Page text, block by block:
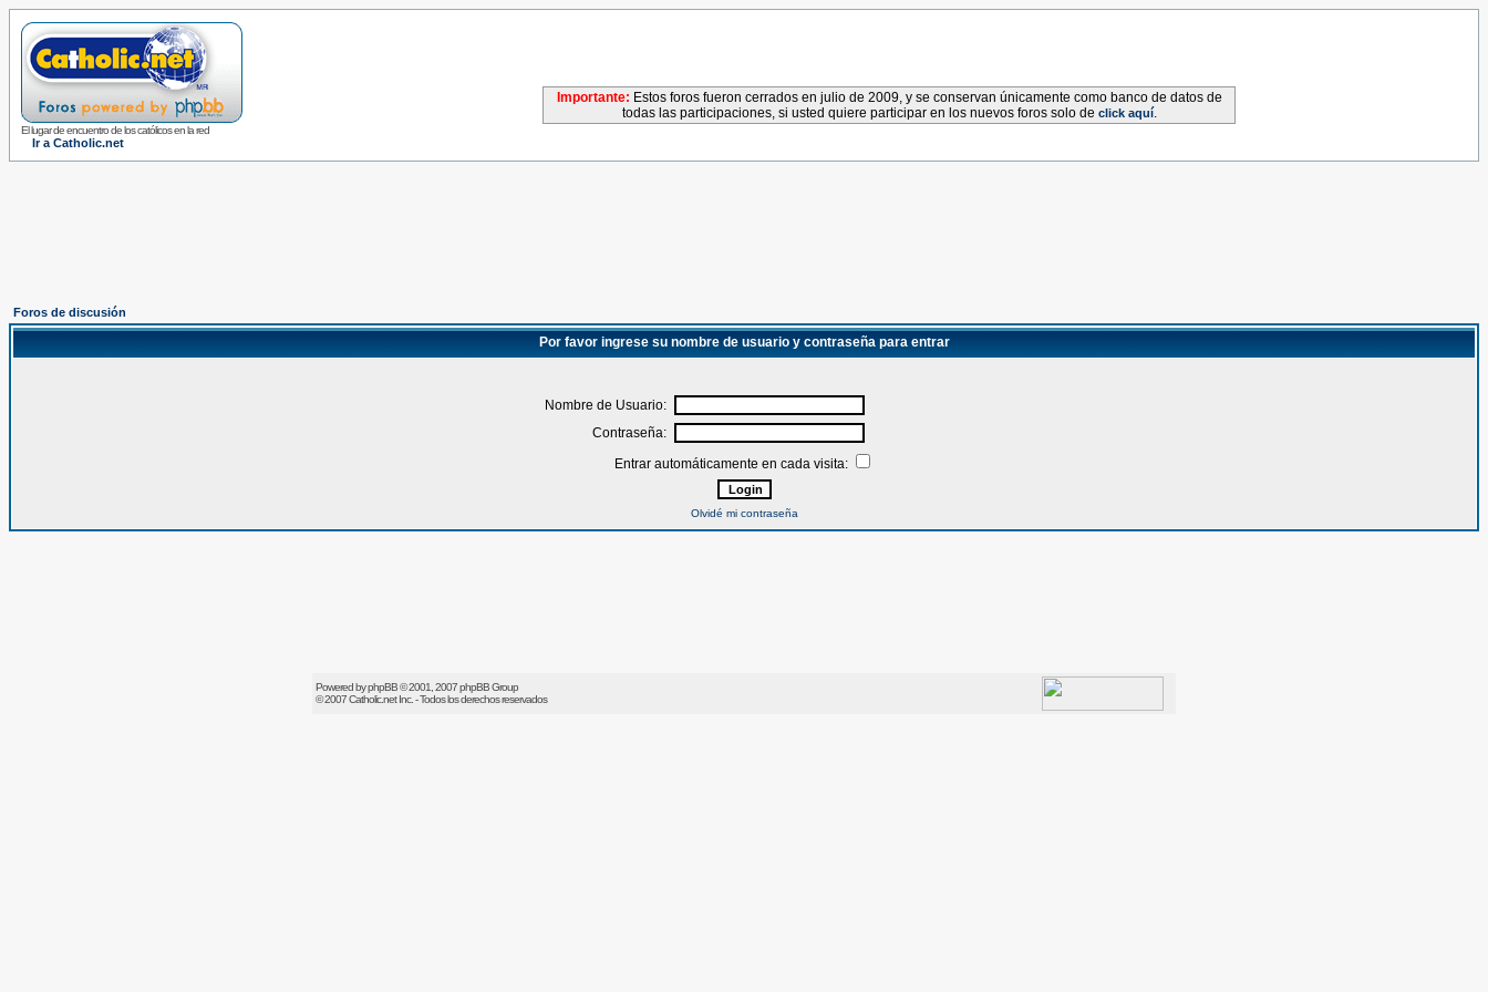
El lugar de encuentro de los católicos en la red
Ir a Catholic.net
Importante: Estos foros fueron cerrados en julio de 2009, y se conservan únicamente como banco de datos de
todas las participaciones, si usted quiere participar en los nuevos foros solo de click aquí.
Foros de discusión
Por favor ingrese su nombre de usuario y contraseña para entrar
Nombre de Usuario:
Contraseña:
Entrar automáticamente en cada visita:
Olvidé mi contraseña
Powered byphpBB© 2001, 2007 phpBB Group
© 2007Catholic.netInc. - Todos los derechos reservados